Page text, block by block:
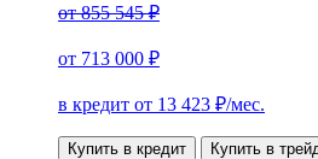
от855 545 ₽
от 713 000 ₽
в кредит от 13 423 ₽/мес.
Купить в кредит Купить в